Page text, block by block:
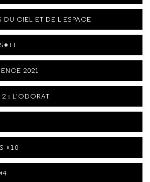
DU CIEL ET DE L'ESPACE
2021
2 : L'ODORAT
#10